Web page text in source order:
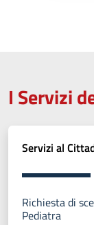
I Servizi
Servizi al
Richiesta di
Pediatra